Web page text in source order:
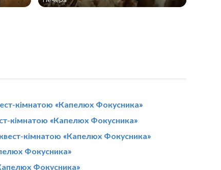
кімнатою «Капелюх Фокусника»
кімнатою «Капелюх Фокусника»
кімнатою «Капелюх Фокусника»
Фокусника»
Фокусника»